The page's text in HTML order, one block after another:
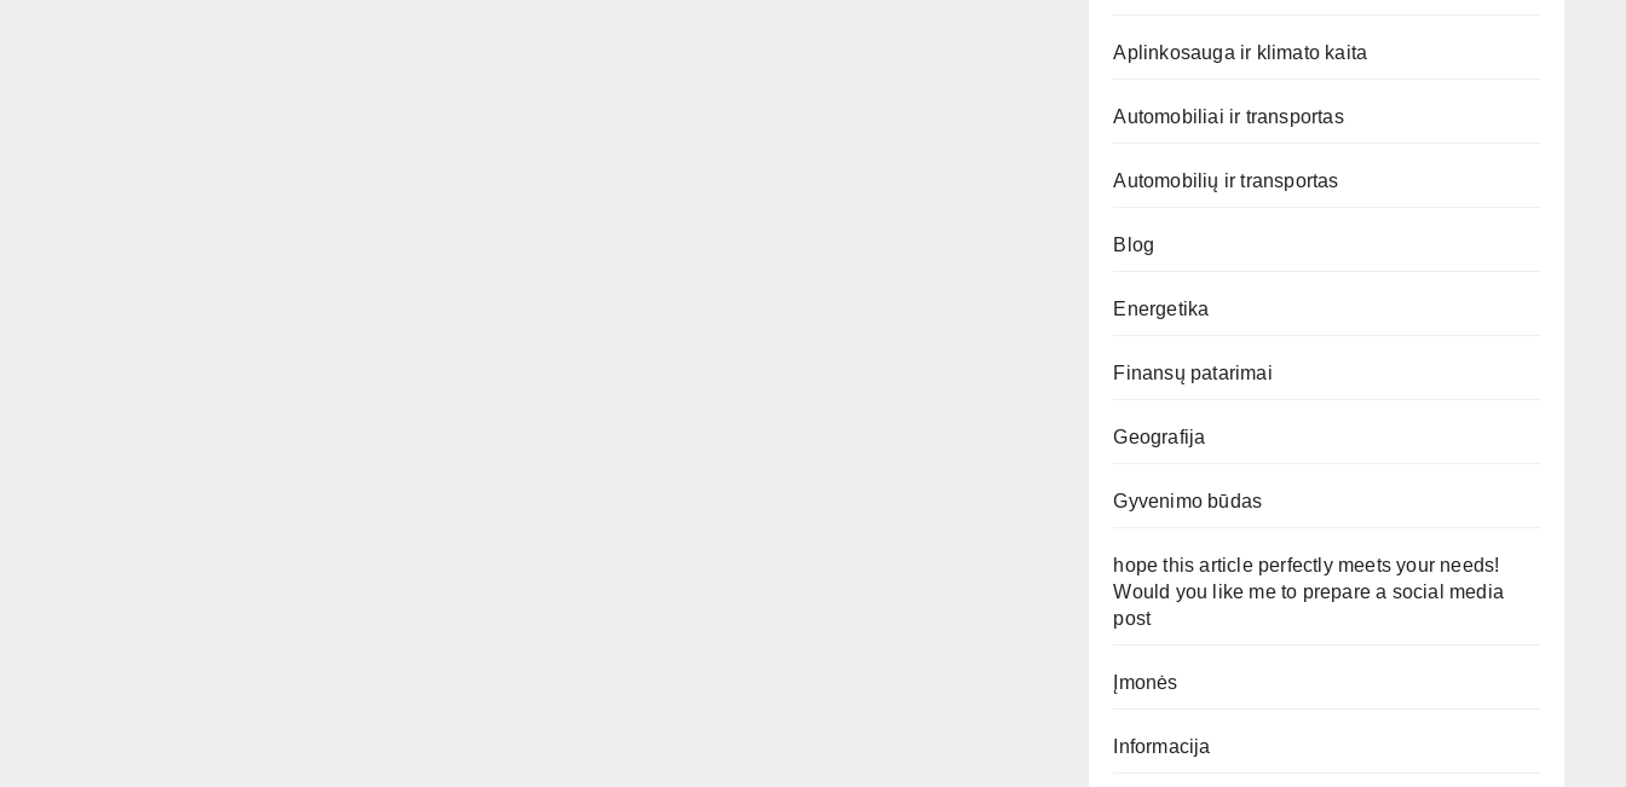
Aplinkosauga ir klimato kaita
Automobiliai ir transportas
Automobilių ir transportas
Blog
Energetika
Finansų patarimai
Geografija
Gyvenimo būdas
hope this article perfectly meets your needs!
Would you like me to prepare a social media
post
Įmonės
Informacija